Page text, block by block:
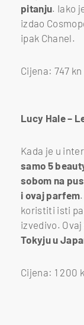
pitanju. Iako
izdao
ipak Chanel.
Cijena: 747 kn
Lucy Hale –
Kada je u
samo 5
sobom na
i ovaj parfem
koristiti isti
izvedivo.
Tokyju u
Cijena: 1 200